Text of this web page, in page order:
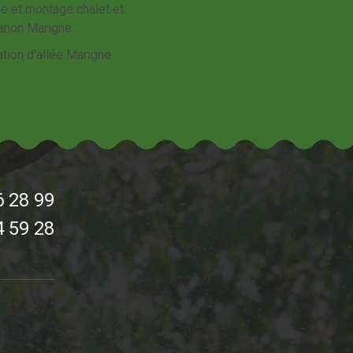
et montage chalet et
Marigne
d'allée Marigne
28 99
59 28